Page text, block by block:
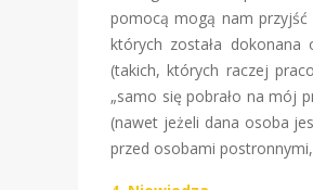
pomocą mogą nam przyjść
których została dokonana
(takich, których raczej
„samo się pobrało na mój
(nawet jeżeli dana osoba
przed osobami